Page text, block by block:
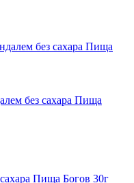
без сахара Пища